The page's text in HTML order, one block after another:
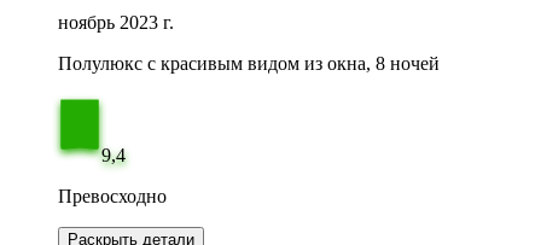
ноябрь 2023 г.
Полулюкс с красивым видом из окна, 8 ночей
9,4
Превосходно
Раскрыть детали